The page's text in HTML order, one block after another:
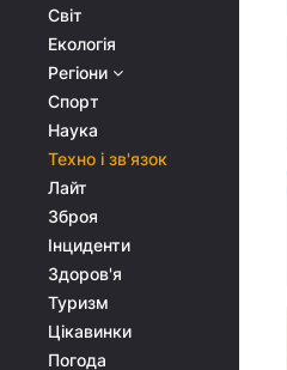
Світ
Екологія
Регіони
Спорт
Наука
Техно і зв'язок
Лайт
Зброя
Інциденти
Здоров'я
Туризм
Цікавинки
Погода